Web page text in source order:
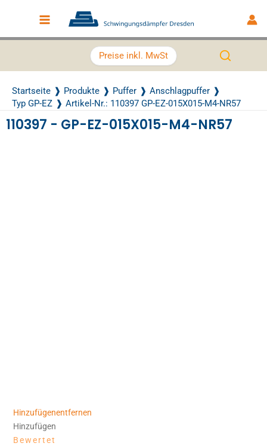
Main Menu
Preise inkl. MwSt
Startseite Produkte Puffer
Anschlagpuffer
Typ GP-EZ
Artikel-Nr.: 110397 GP-EZ-015X015-M4-NR57
110397 - GP-EZ-015X015-M4-NR57
Hinzufügenentfernen
Hinzufügen
Bewertet